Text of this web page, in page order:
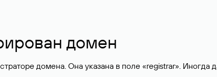
домен
домена. Она указана в поле «registrar». Иногда